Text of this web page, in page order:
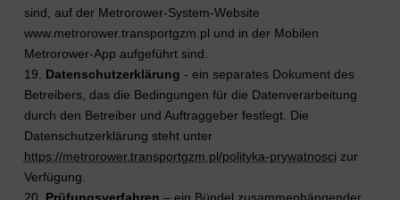
sind, auf der Metrorower-System-Website
www.metrorower.transportgzm.pl und in der Mobilen
Metrorower-App aufgeführt sind.
19. Datenschutzerklärung - ein separates Dokument des
Betreibers, das die Bedingungen für die Datenverarbeitung
durch den Betreiber und Auftraggeber festlegt. Die
Datenschutzerklärung steht unter
https://metrorower.transportgzm.pl/polityka-prywatnosci zur
Verfügung.
20. Prüfungsverfahren – ein Bündel zusammenhängender